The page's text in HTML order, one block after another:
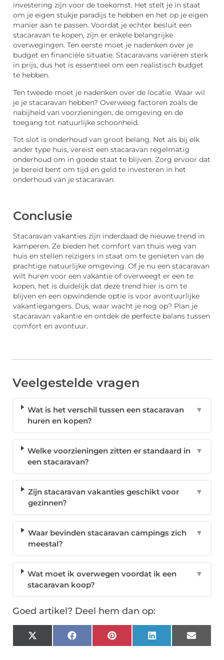
investering zijn voor de toekomst. Het stelt je in staat
om je eigen stukje paradijs te hebben en het op je eigen
manier aan te passen. Voordat je echter besluit een
stacaravan te kopen, zijn er enkele belangrijke
overwegingen. Ten eerste moet je nadenken over je
budget en financiële situatie. Stacaravans variëren sterk
in prijs, dus het is essentieel om een realistisch budget
te hebben.
Ten tweede moet je nadenken over de locatie. Waar wil
je je stacaravan hebben? Overweeg factoren zoals de
nabijheid van voorzieningen, de omgeving en de
toegang tot natuurlijke schoonheid.
Tot slot is onderhoud van groot belang. Net als bij elk
ander type huis, vereist een stacaravan regelmatig
onderhoud om in goede staat te blijven. Zorg ervoor dat
je bereid bent om tijd en geld te investeren in het
onderhoud van je stacaravan.
Conclusie
Stacaravan vakanties zijn inderdaad de nieuwe trend in
kamperen. Ze bieden het comfort van thuis weg van
huis en stellen reizigers in staat om te genieten van de
prachtige natuurlijke omgeving. Of je nu een stacaravan
wilt huren voor een vakantie of overweegt er een te
kopen, het is duidelijk dat deze trend hier is om te
blijven en een opwindende optie is voor avontuurlijke
vakantiegangers. Dus, waar wacht je nog op? Plan je
stacaravan vakantie en ontdek de perfecte balans tussen
comfort en avontuur.
Veelgestelde vragen
Wat is het verschil tussen een stacaravan
huren en kopen?
▼
Welke voorzieningen zitten er standaard in
een stacaravan?
▼
Zijn stacaravan vakanties geschikt voor
gezinnen?
▼
Waar bevinden stacaravan campings zich
meestal?
▼
Wat moet ik overwegen voordat ik een
stacaravan koop?
▼
Goed artikel? Deel hem dan op:
X
(Twitter)
FacebookPinterest LinkedIn Email